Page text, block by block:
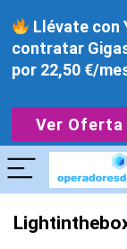
Llévate con
contratar
por 22,50 €/
Ver Oferta